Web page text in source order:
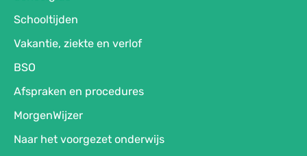
Schooltijden
Vakantie, ziekte en verlof
BSO
Afspraken en procedures
MorgenWijzer
Naar het voorgezet onderwijs